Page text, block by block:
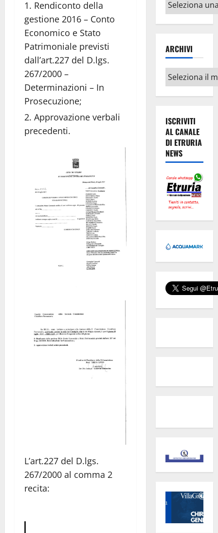
Rendiconto della
gestione 2016 – Conto
Economico e Stato
Patrimoniale previsti
dall’art.227 del D.lgs.
267/2000 –
Determinazioni – In
Prosecuzione;
Approvazione verbali
precedenti.
L’art.227 del D.lgs.
267/2000 al comma 2
recita:
argomenti
ARCHIVI
Archivi
ISCRIVITI
AL CANALE
DI ETRURIA
NEWS